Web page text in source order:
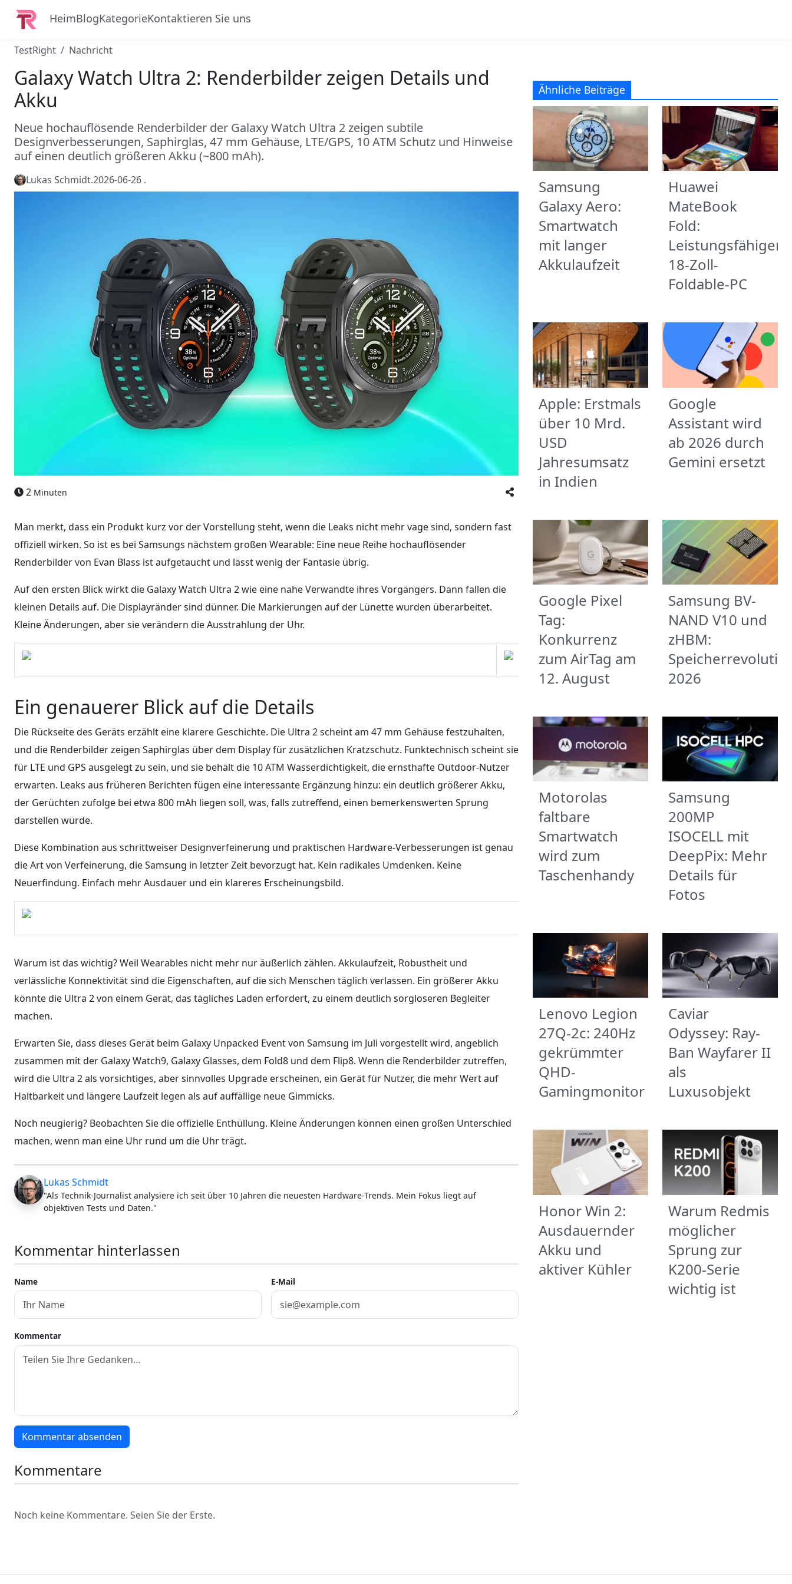
HeimBlogKategorieKontaktieren Sie uns
TestRight Nachricht
Galaxy Watch Ultra 2: Renderbilder zeigen Details und
Akku
Neue hochauflösende Renderbilder der Galaxy Watch Ultra 2 zeigen subtile
Designverbesserungen, Saphirglas, 47 mm Gehäuse, LTE/GPS, 10 ATM Schutz und Hinweise
auf einen deutlich größeren Akku (~800 mAh).
Lukas Schmidt.2026-06-26 .
2 Minuten
Man merkt, dass ein Produkt kurz vor der Vorstellung steht, wenn die Leaks nicht mehr vage sind, sondern fast
offiziell wirken. So ist es bei Samsungs nächstem großen Wearable: Eine neue Reihe hochauflösender
Renderbilder von Evan Blass ist aufgetaucht und lässt wenig der Fantasie übrig.
Auf den ersten Blick wirkt die Galaxy Watch Ultra 2 wie eine nahe Verwandte ihres Vorgängers. Dann fallen die
kleinen Details auf. Die Displayränder sind dünner. Die Markierungen auf der Lünette wurden überarbeitet.
Kleine Änderungen, aber sie verändern die Ausstrahlung der Uhr.
Ein genauerer Blick auf die Details
Die Rückseite des Geräts erzählt eine klarere Geschichte. Die Ultra 2 scheint am 47 mm Gehäuse festzuhalten,
und die Renderbilder zeigen Saphirglas über dem Display für zusätzlichen Kratzschutz. Funktechnisch scheint sie
für LTE und GPS ausgelegt zu sein, und sie behält die 10 ATM Wasserdichtigkeit, die ernsthafte Outdoor-Nutzer
erwarten. Leaks aus früheren Berichten fügen eine interessante Ergänzung hinzu: ein deutlich größerer Akku,
der Gerüchten zufolge bei etwa 800 mAh liegen soll, was, falls zutreffend, einen bemerkenswerten Sprung
darstellen würde.
Diese Kombination aus schrittweiser Designverfeinerung und praktischen Hardware-Verbesserungen ist genau
die Art von Verfeinerung, die Samsung in letzter Zeit bevorzugt hat. Kein radikales Umdenken. Keine
Neuerfindung. Einfach mehr Ausdauer und ein klareres Erscheinungsbild.
Warum ist das wichtig? Weil Wearables nicht mehr nur äußerlich zählen. Akkulaufzeit, Robustheit und
verlässliche Konnektivität sind die Eigenschaften, auf die sich Menschen täglich verlassen. Ein größerer Akku
könnte die Ultra 2 von einem Gerät, das tägliches Laden erfordert, zu einem deutlich sorgloseren Begleiter
machen.
Erwarten Sie, dass dieses Gerät beim Galaxy Unpacked Event von Samsung im Juli vorgestellt wird, angeblich
zusammen mit der Galaxy Watch9, Galaxy Glasses, dem Fold8 und dem Flip8. Wenn die Renderbilder zutreffen,
wird die Ultra 2 als vorsichtiges, aber sinnvolles Upgrade erscheinen, ein Gerät für Nutzer, die mehr Wert auf
Haltbarkeit und längere Laufzeit legen als auf auffällige neue Gimmicks.
Noch neugierig? Beobachten Sie die offizielle Enthüllung. Kleine Änderungen können einen großen Unterschied
machen, wenn man eine Uhr rund um die Uhr trägt.
Lukas Schmidt
"Als Technik-Journalist analysiere ich seit über 10 Jahren die neuesten Hardware-Trends. Mein Fokus liegt auf
objektiven Tests und Daten."
Kommentar hinterlassen
Name E-Mail
Kommentar
Kommentar absenden
Kommentare
Noch keine Kommentare. Seien Sie der Erste.
Ähnliche Beiträge
Samsung
Galaxy Aero:
Smartwatch
mit langer
Akkulaufzeit
Huawei
MateBook
Fold:
Leistungsfähiger
18-Zoll-
Foldable-PC
Apple: Erstmals
über 10 Mrd.
USD
Jahresumsatz
in Indien
Google
Assistant wird
ab 2026 durch
Gemini ersetzt
Google Pixel
Tag:
Konkurrenz
zum AirTag am
12. August
Samsung BV-
NAND V10 und
zHBM:
2026
Motorolas
faltbare
Smartwatch
wird zum
Taschenhandy
Samsung
200MP
ISOCELL mit
DeepPix: Mehr
Details für
Fotos
Lenovo Legion
27Q-2c: 240Hz
gekrümmter
QHD-
Gamingmonitor
Caviar
Odyssey: Ray-
Ban Wayfarer II
als
Luxusobjekt
Honor Win 2:
Ausdauernder
Akku und
aktiver Kühler
Warum Redmis
möglicher
Sprung zur
K200-Serie
wichtig ist